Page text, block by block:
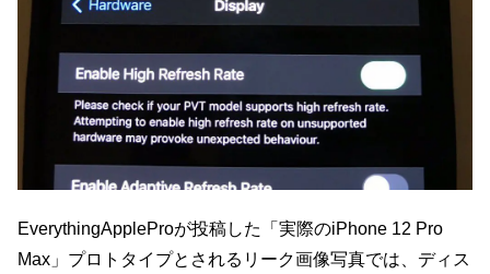
EverythingAppleProが投稿した「実際のiPhone 12 Pro
Max」プロトタイプとされるリーク画像写真では、ディス